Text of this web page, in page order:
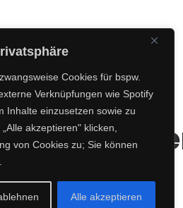
Cookies für bspw.
Verknüpfungen wie Spotify
Inhalte einzusetzen sowie zu
akzeptieren" klicken,
von Cookies zu; Sie können
Alle akzeptieren